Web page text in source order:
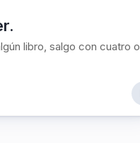
libro, salgo con cuatro o